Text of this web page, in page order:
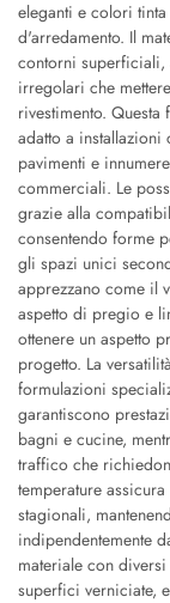
eleganti e colori
d'arredamento. Il
contorni
irregolari che
rivestimento.
adatto a
pavimenti e
commerciali. Le
grazie alla
consentendo forme
gli spazi unici
apprezzano come il
aspetto di pregio e
ottenere un aspetto
progetto. La
formulazioni
garantiscono
bagni e cucine,
traffico che
temperature
stagionali,
indipendentemente
materiale con
superfici verniciate,